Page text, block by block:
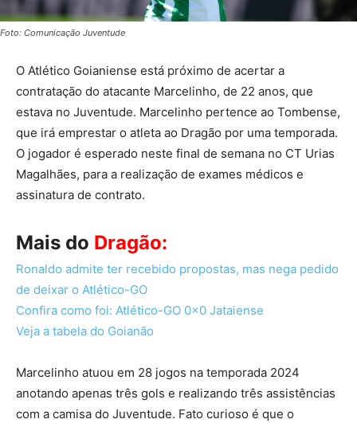
Foto: Comunicação Juventude
O Atlético Goianiense está próximo de acertar a
contratação do atacante Marcelinho, de 22 anos, que
estava no Juventude. Marcelinho pertence ao Tombense,
que irá emprestar o atleta ao Dragão por uma temporada.
O jogador é esperado neste final de semana no CT Urias
Magalhães, para a realização de exames médicos e
assinatura de contrato.
Mais do Dragão:
Ronaldo admite ter recebido propostas, mas nega pedido
de deixar o Atlético-GO
Confira como foi: Atlético-GO 0x0 Jataiense
Veja a tabela do Goianão
Marcelinho atuou em 28 jogos na temporada 2024
anotando apenas três gols e realizando três assistências
com a camisa do Juventude. Fato curioso é que o